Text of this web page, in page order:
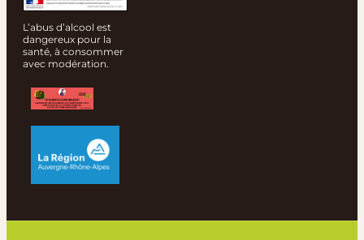
L’abus d’alcool est
dangereux pour la
santé, à consommer
avec modération.